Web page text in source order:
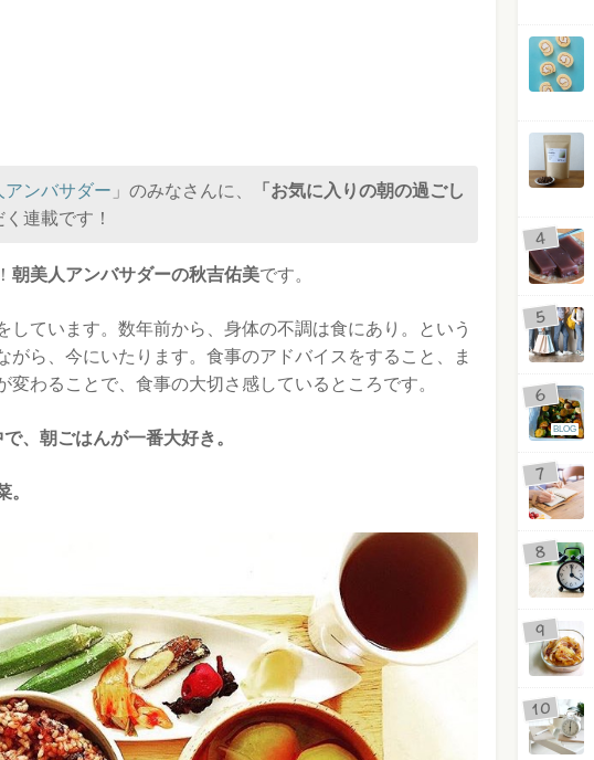
アンバサダー 」のみなさんに、
「お気に入りの朝の過ごし
連載です！
朝美人アンバサダーの秋吉佑美です。
しています。数年前から、身体の不調は食にあり。という
がら、今にいたります。食事のアドバイスをすること、ま
変わることで、食事の大切さ感しているところです。
、朝ごはんが一番大好き。
。
BLOG